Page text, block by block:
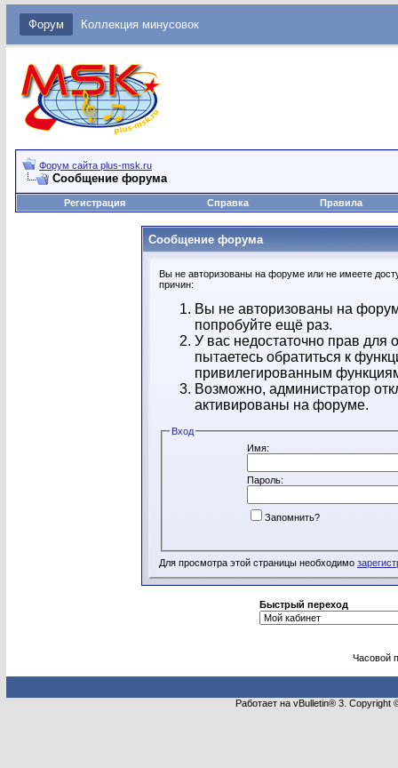
Форум Коллекция минусовок
Форум сайта plus-msk.ru
Сообщение форума
Регистрация Справка Правила
Сообщение форума
Вы не авторизованы на форуме или не имеете
причин:
Вы не авторизованы на
попробуйте ещё раз.
У вас недостаточно прав
пытаетесь обратиться к
привилегированным
Возможно, администратор
активированы на форуме.
Вход
Имя:
Пароль:
Запомнить?
Для просмотра этой страницы необходимо
Быстрый переход
Часовой
Работает на vBulletin® 3.